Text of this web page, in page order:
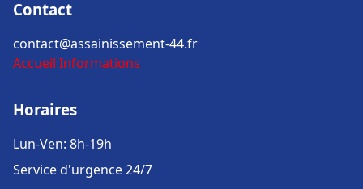
Contact
contact@assainissement-44.fr
Accueil Informations
Horaires
Lun-Ven: 8h-19h
Service d'urgence 24/7